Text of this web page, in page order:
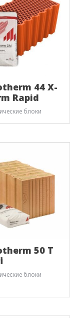
44 X-
Rapid
блоки
50 T
блоки